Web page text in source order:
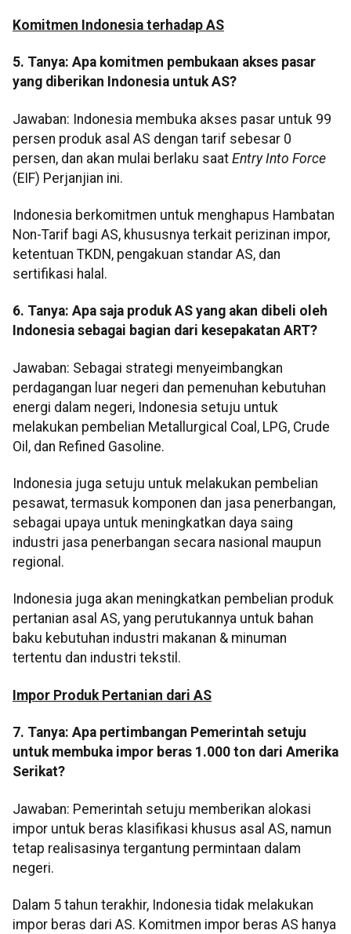
Komitmen Indonesia terhadap AS
5. Tanya: Apa komitmen pembukaan akses pasar
yang diberikan Indonesia untuk AS?
Jawaban: Indonesia membuka akses pasar untuk 99
persen produk asal AS dengan tarif sebesar 0
persen, dan akan mulai berlaku saat Entry Into Force
(EIF) Perjanjian ini.
Indonesia berkomitmen untuk menghapus Hambatan
Non-Tarif bagi AS, khususnya terkait perizinan impor,
ketentuan TKDN, pengakuan standar AS, dan
sertifikasi halal.
6. Tanya: Apa saja produk AS yang akan dibeli oleh
Indonesia sebagai bagian dari kesepakatan ART?
Jawaban: Sebagai strategi menyeimbangkan
perdagangan luar negeri dan pemenuhan kebutuhan
energi dalam negeri, Indonesia setuju untuk
melakukan pembelian Metallurgical Coal, LPG, Crude
Oil, dan Refined Gasoline.
Indonesia juga setuju untuk melakukan pembelian
pesawat, termasuk komponen dan jasa penerbangan,
sebagai upaya untuk meningkatkan daya saing
industri jasa penerbangan secara nasional maupun
regional.
Indonesia juga akan meningkatkan pembelian produk
pertanian asal AS, yang perutukannya untuk bahan
baku kebutuhan industri makanan & minuman
tertentu dan industri tekstil.
Impor Produk Pertanian dari AS
7. Tanya: Apa pertimbangan Pemerintah setuju
untuk membuka impor beras 1.000 ton dari Amerika
Serikat?
Jawaban: Pemerintah setuju memberikan alokasi
impor untuk beras klasifikasi khusus asal AS, namun
tetap realisasinya tergantung permintaan dalam
negeri.
Dalam 5 tahun terakhir, Indonesia tidak melakukan
impor beras dari AS. Komitmen impor beras AS hanya